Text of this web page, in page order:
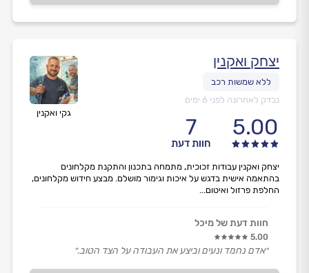
גקי ואקנין
יצחק ואקנין
נבדק לאחרונה לפני 6 ימים
5.00
7
חוות דעת
יצחק ואקנין עבודות זכוכית, מתמחה בתכנון והתקנת מקלחונים
בהתאמה אישית בדגש על איכות וגימור מושלם. מבצע חידוש מקלחונים,
החלפת פרזול ואיטום...
חוות דעת של מיכל
5.00
״אדם נחמד ונעים וביצע את העבודה על הצד הטוב.״